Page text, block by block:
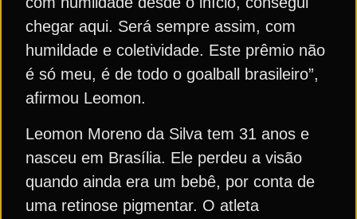
chegar aqui. Será sempre assim, com
humildade e coletividade. Este prêmio não
é só meu, é de todo o goalball brasileiro”,
afirmou Leomon.
Leomon Moreno da Silva tem 31 anos e
nasceu em Brasília. Ele perdeu a visão
quando ainda era um bebê, por conta de
uma retinose pigmentar. O atleta